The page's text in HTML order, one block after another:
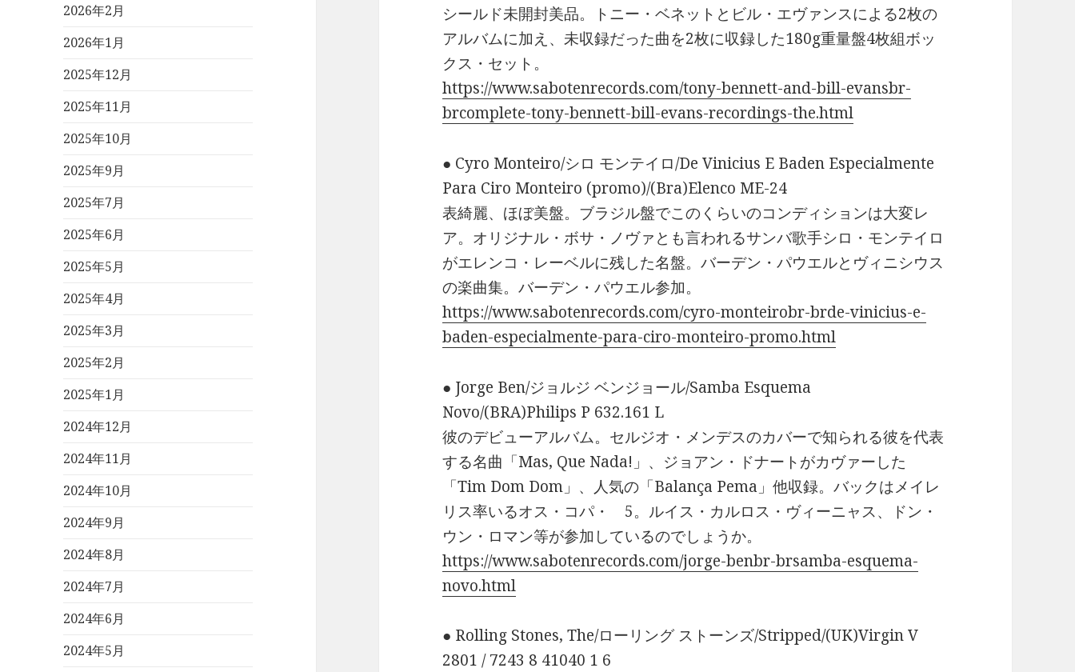
2026年2月
2026年1月
2025年12月
2025年11月
2025年10月
2025年9月
2025年7月
2025年6月
2025年5月
2025年4月
2025年3月
2025年2月
2025年1月
2024年12月
2024年11月
2024年10月
2024年9月
2024年8月
2024年7月
2024年6月
2024年5月
シールド未開封美品。トニー・ベネットとビル・エヴァンスによる2枚の
アルバムに加え、未収録だった曲を2枚に収録した180g重量盤4枚組ボッ
クス・セット。
https://www.sabotenrecords.com/tony-bennett-and-bill-evansbr-
brcomplete-tony-bennett-bill-evans-recordings-the.html
● Cyro Monteiro/シロ モンテイロ/De Vinicius E Baden Especialmente
Para Ciro Monteiro (promo)/(Bra)Elenco ME-24
表綺麗、ほぼ美盤。ブラジル盤でこのくらいのコンディションは大変レ
ア。オリジナル・ボサ・ノヴァとも言われるサンバ歌手シロ・モンテイロ
がエレンコ・レーベルに残した名盤。バーデン・パウエルとヴィニシウス
の楽曲集。バーデン・パウエル参加。
https://www.sabotenrecords.com/cyro-monteirobr-brde-vinicius-e-
baden-especialmente-para-ciro-monteiro-promo.html
● Jorge Ben/ジョルジ ベンジョール/Samba Esquema
Novo/(BRA)Philips P 632.161 L
彼のデビューアルバム。セルジオ・メンデスのカバーで知られる彼を代表
する名曲「Mas, Que Nada!」、ジョアン・ドナートがカヴァーした
「Tim Dom Dom」、人気の「Balança Pema」他収録。バックはメイレ
リス率いるオス・コパ・ 5。ルイス・カルロス・ヴィーニャス、ドン・
ウン・ロマン等が参加しているのでしょうか。
https://www.sabotenrecords.com/jorge-benbr-brsamba-esquema-
novo.html
● Rolling Stones, The/ローリング ストーンズ/Stripped/(UK)Virgin V
2801 / 7243 8 41040 1 6